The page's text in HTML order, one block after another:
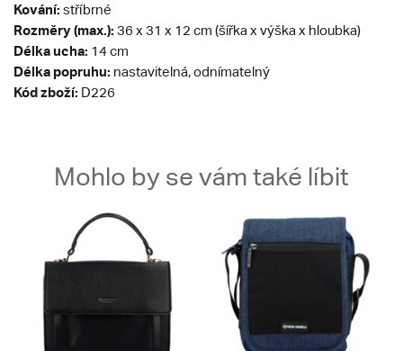
Kování: stříbrné
Rozměry (max.): 36 x 31 x 12 cm (šířka x výška x hloubka)
Délka ucha: 14 cm
Délka popruhu: nastavitelná, odnímatelný
Kód zboží: D226
Mohlo by se vám také líbit